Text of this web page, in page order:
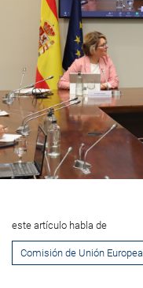
este artículo habla de
Comisión de Unión Europea